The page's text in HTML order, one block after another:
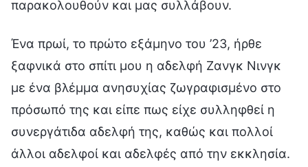
παρακολουθούν και μας συλλάβουν.
Ένα πρωί, το πρώτο εξάμηνο του ’23, ήρθε
ξαφνικά στο σπίτι μου η αδελφή Ζανγκ Νινγκ
με ένα βλέμμα ανησυχίας ζωγραφισμένο στο
πρόσωπό της και είπε πως είχε συλληφθεί η
συνεργάτιδα αδελφή της, καθώς και πολλοί
άλλοι αδελφοί και αδελφές από την εκκλησία.